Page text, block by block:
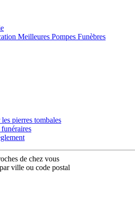
Meilleures Pompes Funèbres
pierres tombales
de chez vous
ville ou code postal